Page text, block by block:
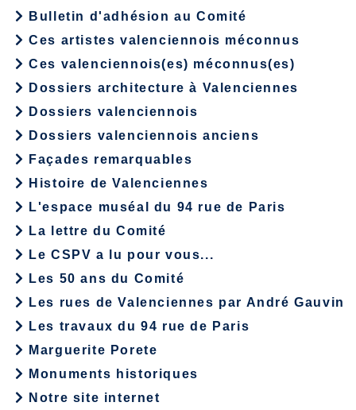
Bulletin d'adhésion au Comité
Ces artistes valenciennois méconnus
Ces valenciennois(es) méconnus(es)
Dossiers architecture à Valenciennes
Dossiers valenciennois
Dossiers valenciennois anciens
Façades remarquables
Histoire de Valenciennes
L'espace muséal du 94 rue de Paris
La lettre du Comité
Le CSPV a lu pour vous...
Les 50 ans du Comité
Les rues de Valenciennes par André Gauvin
Les travaux du 94 rue de Paris
Marguerite Porete
Monuments historiques
Notre site internet